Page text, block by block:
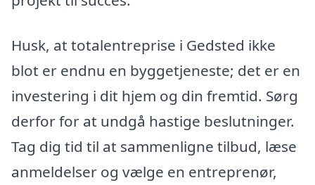
Husk, at totalentreprise i Gedsted ikke
blot er endnu en byggetjeneste; det er en
investering i dit hjem og din fremtid. Sørg
derfor for at undgå hastige beslutninger.
Tag dig tid til at sammenligne tilbud, læse
anmeldelser og vælge en entreprenør,